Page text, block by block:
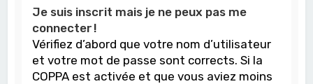
Je suis inscrit mais je ne peux pas me
connecter !
Vérifiez d’abord que votre nom d’utilisateur
et votre mot de passe sont corrects. Si la
COPPA est activée et que vous aviez moins